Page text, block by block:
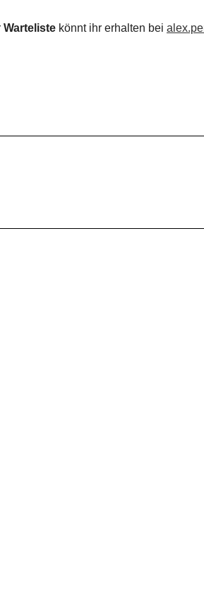
Warteliste könnt ihr erhalten bei